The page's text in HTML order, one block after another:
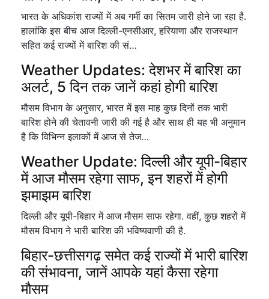
भारत के अधिकांश राज्यों में अब गर्मी का सितम जारी होने जा रहा है.
हालांकि इस बीच आज दिल्ली-एनसीआर, हरियाणा और राजस्थान
सहित कई राज्यों में बारिश की सं…
Weather Updates: देशभर में बारिश का
अलर्ट, 5 दिन तक जानें कहां होगी बारिश
मौसम विभाग के अनुसार, भारत में इस माह कुछ दिनों तक भारी
बारिश होने की चेतावनी जारी की गई है और साथ ही यह भी अनुमान
है कि विभिन्न इलाकों में आज से तेज…
Weather Update: दिल्ली और यूपी-बिहार
में आज मौसम रहेगा साफ, इन शहरों में होगी
झमाझम बारिश
दिल्ली और यूपी-बिहार में आज मौसम साफ रहेगा. वहीं, कुछ शहरों में
मौसम विभाग ने भारी बारिश की भविष्यवाणी की है.
बिहार-छत्तीसगढ़ समेत कई राज्यों में भारी बारिश
की संभावना, जानें आपके यहां कैसा रहेगा
मौसम